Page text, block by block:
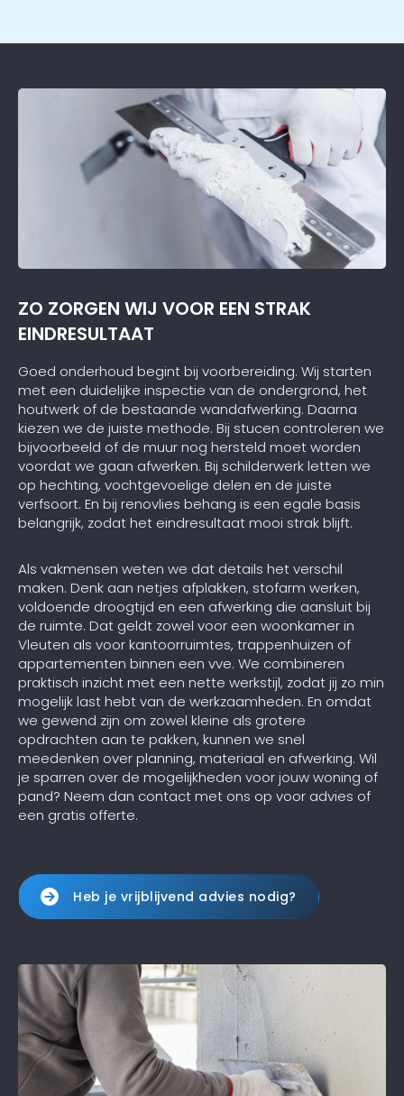
ZO ZORGEN WIJ VOOR EEN STRAK
EINDRESULTAAT
Goed onderhoud begint bij voorbereiding. Wij starten
met een duidelijke inspectie van de ondergrond, het
houtwerk of de bestaande wandafwerking. Daarna
kiezen we de juiste methode. Bij stucen controleren we
bijvoorbeeld of de muur nog hersteld moet worden
voordat we gaan afwerken. Bij schilderwerk letten we
op hechting, vochtgevoelige delen en de juiste
verfsoort. En bij renovlies behang is een egale basis
belangrijk, zodat het eindresultaat mooi strak blijft.
Als vakmensen weten we dat details het verschil
maken. Denk aan netjes afplakken, stofarm werken,
voldoende droogtijd en een afwerking die aansluit bij
de ruimte. Dat geldt zowel voor een woonkamer in
Vleuten als voor kantoorruimtes, trappenhuizen of
appartementen binnen een vve. We combineren
praktisch inzicht met een nette werkstijl, zodat jij zo min
mogelijk last hebt van de werkzaamheden. En omdat
we gewend zijn om zowel kleine als grotere
opdrachten aan te pakken, kunnen we snel
meedenken over planning, materiaal en afwerking. Wil
je sparren over de mogelijkheden voor jouw woning of
pand? Neem dan contact met ons op voor advies of
een gratis offerte.
Heb je vrijblijvend advies nodig?